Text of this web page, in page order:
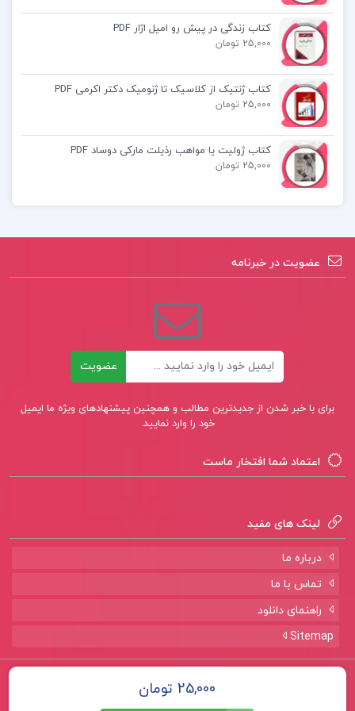
کتاب پیشنهادی📚
کتاب رشد و تکامل حرکتی دکتر فرنازترابی
کتاب فیزیولوژی و تغذیه ورزشی دکتر
کتاب زندگی در پیش رو امیل اژار PDF
25,000 تومان
کتاب ژنتیک از کلاسیک تا ژنومیک دکتر اکرمی PDF
25,000 تومان
کتاب ژولیت یا مواهب رذیلت مارکی دوساد PDF
25,000 تومان
عضویت در خبرنامه
عضویت
برای با خبر شدن از جدیدترین مطالب و همچنین پیشنهادهای ویژه ما ایمیل
خود را وارد نمایید.
اعتماد شما افتخار ماست
لینک های مفید
درباره ما
تماس با ما
راهنمای دانلود
Sitemap
تمامی حقوق برای سایت پروژه لند 25,000 تومان